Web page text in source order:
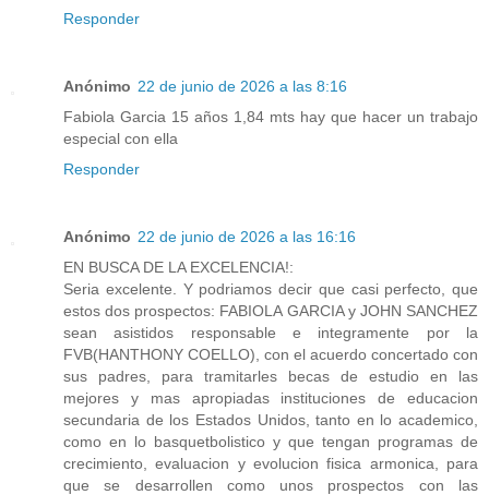
Responder
Anónimo 22 de junio de 2026 a las 8:16
Fabiola Garcia 15 años 1,84 mts hay que hacer un trabajo
especial con ella
Responder
Anónimo 22 de junio de 2026 a las 16:16
EN BUSCA DE LA EXCELENCIA!:
Seria excelente. Y podriamos decir que casi perfecto, que
estos dos prospectos: FABIOLA GARCIA y JOHN SANCHEZ
sean asistidos responsable e integramente por la
FVB(HANTHONY COELLO), con el acuerdo concertado con
sus padres, para tramitarles becas de estudio en las
mejores y mas apropiadas instituciones de educacion
secundaria de los Estados Unidos, tanto en lo academico,
como en lo basquetbolistico y que tengan programas de
crecimiento, evaluacion y evolucion fisica armonica, para
que se desarrollen como unos prospectos con las